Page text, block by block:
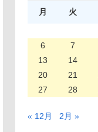
月 火
6
7
13
14
20
21
27
28
« 12月 2月 »